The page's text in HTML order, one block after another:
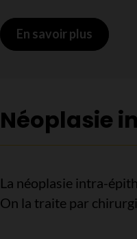
En savoir plus sur
Néoplasie
La néoplasie intra-
On la traite par